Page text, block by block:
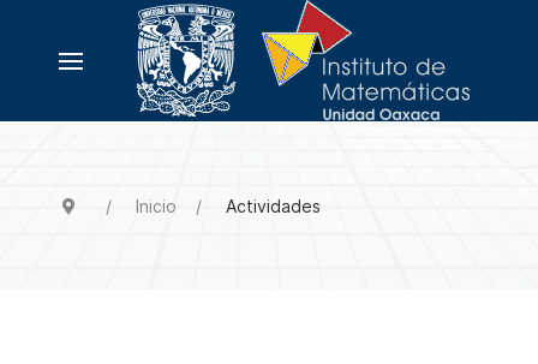
Inicio Actividades